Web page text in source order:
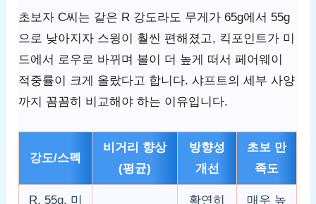
초보자 C씨는 같은 R 강도라도 무게가 65g에서 55g
으로 낮아지자 스윙이 훨씬 편해졌고, 킥포인트가 미
드에서 로우로 바뀌며 볼이 더 높게 떠서 페어웨이
적중률이 크게 올랐다고 합니다. 샤프트의 세부 사양
까지 꼼꼼히 비교해야 하는 이유입니다.
강도/스펙
비거리 향상
(평균)
방향성
개선
초보 만
족도
R, 55g, 미
확연히
매우 높